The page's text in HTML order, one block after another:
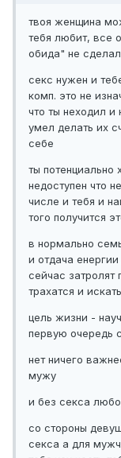
твоя женщина
тебя любит, все
обида" не
секс нужен и
комп. это не
что ты неходил
умел делать их
себе
ты потенциально
недоступен что
числе и тебя и
того получится
в нормально
и отдача
сейчас затролят
трахатся и
цель жизни -
первую очередь
нет ничего
мужу
и без секса
со стороны
секса а для